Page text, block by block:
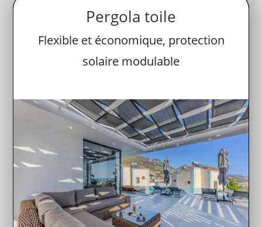
Pergola toile
Flexible et économique, protection
solaire modulable